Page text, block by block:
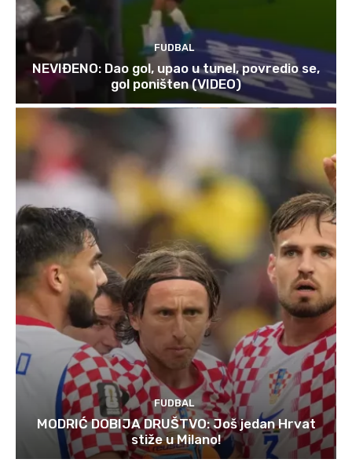
FUDBAL
NEVIĐENO: Dao gol, upao u tunel, povredio se,
gol poništen (VIDEO)
FUDBAL
MODRIĆ DOBIJA DRUŠTVO: Još jedan Hrvat
stiže u Milano!